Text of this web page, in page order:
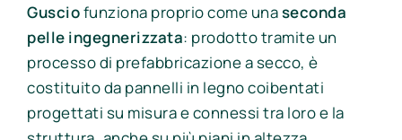
Gusciofunziona proprio come unaseconda
pelle ingegnerizzata: prodotto tramite un
processo di prefabbricazione a secco, è
costituito da pannelli in legno coibentati
progettati su misura e connessi tra loro e la